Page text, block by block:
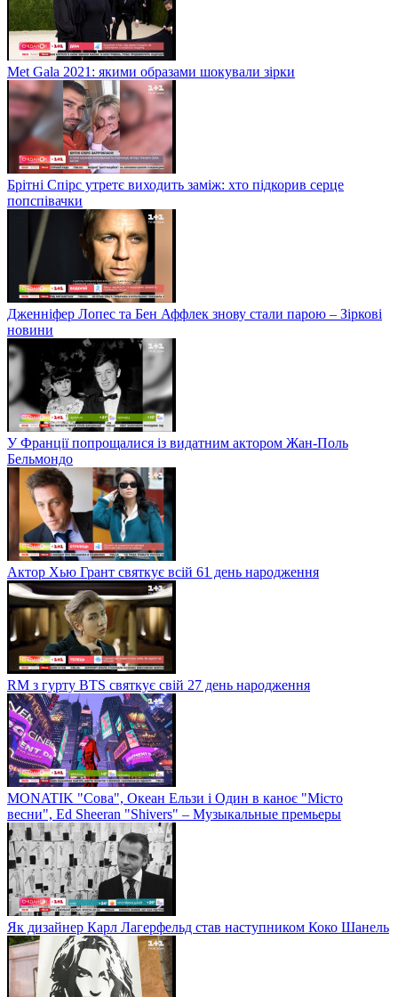
Met Gala 2021: якими образами шокували зірки
Брітні Спірс утретє виходить заміж: хто підкорив серце
попспівачки
Дженніфер Лопес та Бен Аффлек знову стали парою – Зіркові
новини
У Франції попрощалися із видатним актором Жан-Поль
Бельмондо
Актор Хью Грант святкує всій 61 день народження
RM з гурту BTS святкує свій 27 день народження
MONATIK "Сова", Океан Ельзи і Один в каноє "Місто
весни", Ed Sheeran "Shivers" – Музыкальные премьеры
Як дизайнер Карл Лагерфельд став наступником Коко Шанель